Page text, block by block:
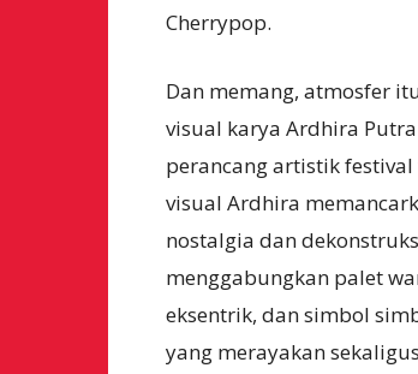
Cherrypop.
Dan memang, atmosfer
visual karya Ardhira
perancang artistik
visual Ardhira
nostalgia dan
menggabungkan palet
eksentrik, dan simbol
yang merayakan